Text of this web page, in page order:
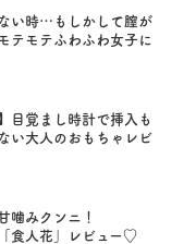
い時…もしかして膣が
テモテふわふわ女子に
目覚まし時計で挿入も
い大人のおもちゃレビ
噛みクンニ！
食人花」レビュー♡